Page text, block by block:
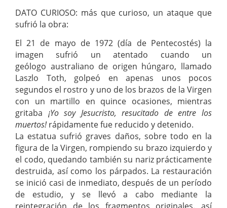
DATO CURIOSO: más que curioso, un ataque que
sufrió la obra:
El 21 de mayo de 1972 (día de Pentecostés) la
imagen sufrió un atentado cuando un
geólogo australiano de origen húngaro, llamado
Laszlo Toth, golpeó en apenas unos pocos
segundos el rostro y uno de los brazos de la Virgen
con un martillo en quince ocasiones, mientras
gritaba ¡Yo soy Jesucristo, resucitado de entre los
muertos!rápidamente fue reducido y detenido.
La estatua sufrió graves daños, sobre todo en la
figura de la Virgen, rompiendo su brazo izquierdo y
el codo, quedando también su nariz prácticamente
destruida, así como los párpados. La restauración
se inició casi de inmediato, después de un período
de estudio, y se llevó a cabo mediante la